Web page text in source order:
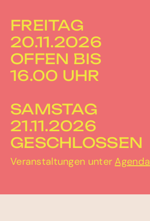
FREITAG
20.11.2026
OFFEN BIS
16.00 UHR
SAMSTAG
21.11.2026
GESCHLOSSEN
Veranstaltungen unterAgenda